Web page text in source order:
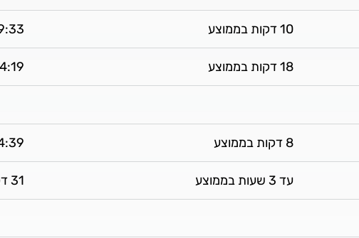
10 דקות בממוצע 9:33 דקות
18 דקות בממוצע 14:19 דקות
8 דקות בממוצע 4:39 דקות
עד 3 שעות בממוצע 31 דקות בממוצע